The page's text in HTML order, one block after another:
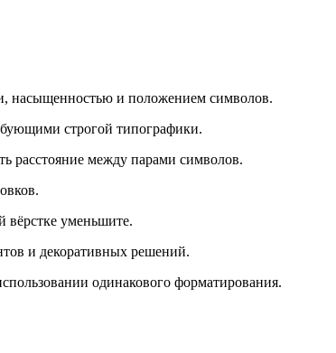
насыщенностью и положением символов.
строгой типографики.
расстояние между парами символов.
вёрстке уменьшите.
и декоративных решений.
одинакового форматирования.